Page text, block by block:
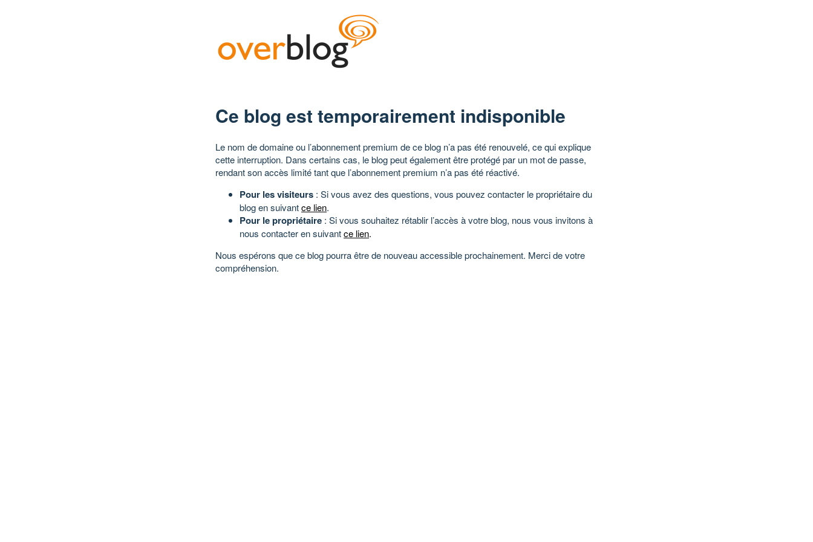
Ce blog est temporairement indisponible
Le nom de domaine ou l’abonnement premium de ce blog n’a pas été renouvelé, ce qui explique
cette interruption. Dans certains cas, le blog peut également être protégé par un mot de passe,
rendant son accès limité tant que l’abonnement premium n’a pas été réactivé.
Pour les visiteurs : Si vous avez des questions, vous pouvez contacter le propriétaire du
blog en suivantce lien.
Pour le propriétaire : Si vous souhaitez rétablir l’accès à votre blog, nous vous invitons à
nous contacter en suivantce lien.
Nous espérons que ce blog pourra être de nouveau accessible prochainement. Merci de votre
compréhension.